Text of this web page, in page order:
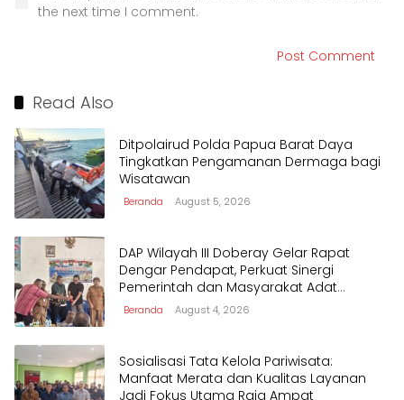
the next time I comment.
Read Also
Ditpolairud Polda Papua Barat Daya
Tingkatkan Pengamanan Dermaga bagi
Wisatawan
Beranda August 5, 2026
DAP Wilayah III Doberay Gelar Rapat
Dengar Pendapat, Perkuat Sinergi
Pemerintah dan Masyarakat Adat
Mengawal Pembangunan Papua Barat
Beranda August 4, 2026
Sosialisasi Tata Kelola Pariwisata:
Manfaat Merata dan Kualitas Layanan
Jadi Fokus Utama Raja Ampat